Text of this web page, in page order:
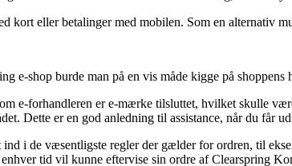
kort eller betalinger med mobilen. Som en alternativ
e-shop burde man på en vis måde kigge på
e-forhandleren er e-mærke tilsluttet, hvilket skulle
Dette er en god anledning til assistance, når du får
i de væsentligste regler der gælder for ordren, til
tid vil kunne eftervise sin ordre af Clearspring